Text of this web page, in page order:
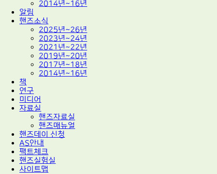
2014년~16년
알림
핸즈소식
2025년~26년
2023년~24년
2021년~22년
2019년~20년
2017년~18년
2014년~16년
책
연구
미디어
자료실
핸즈자료실
핸즈매뉴얼
핸즈데이 신청
AS안내
팩트체크
핸즈실험실
사이트맵